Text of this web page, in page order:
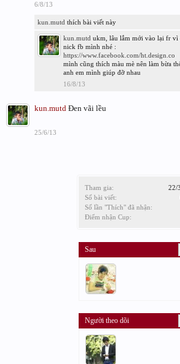
Tham gia:
22/
Số bài viết:
Số lần "Thích" đã nhận:
Điểm nhận Cup:
Sau
Người theo dõi
6/8/13
kun.mutd thích bài viết này
kun.mutd ukm, lâu lắm mới vào lại fr vì
nick fb mình nhé :
https://www.facebook.com/ht.design.co
mình cũng thích màu mè nên làm bừa
anh em mình giúp đỡ nhau
16/8/13
kun.mutd Đen vãi lều
25/6/13